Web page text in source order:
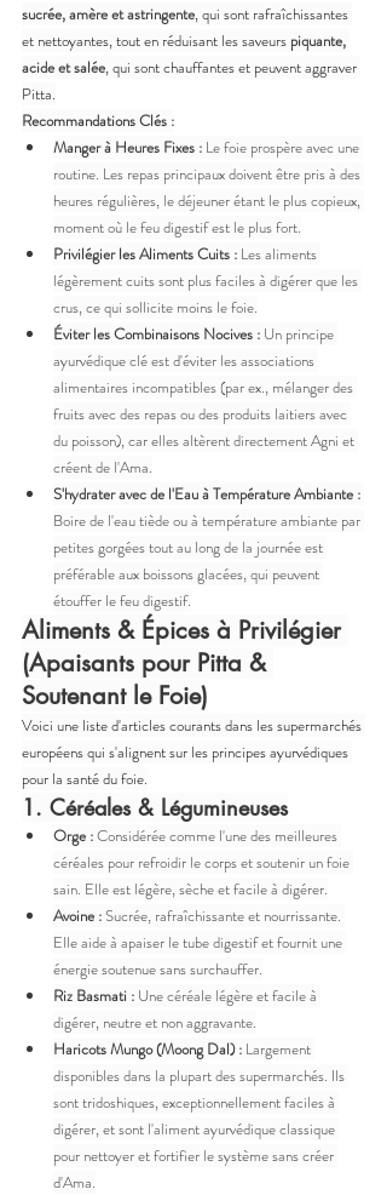
sucrée, amère et astringente, qui sont rafraîchissantes
et nettoyantes, tout en réduisant les saveurs piquante,
acide et salée, qui sont chauffantes et peuvent aggraver
Pitta.
Recommandations Clés :
Manger à Heures Fixes : Le foie prospère avec une
routine. Les repas principaux doivent être pris à des
heures régulières, le déjeuner étant le plus copieux,
moment où le feu digestif est le plus fort.
Privilégier les Aliments Cuits : Les aliments
légèrement cuits sont plus faciles à digérer que les
crus, ce qui sollicite moins le foie.
Éviter les Combinaisons Nocives : Un principe
ayurvédique clé est d'éviter les associations
alimentaires incompatibles (par ex., mélanger des
fruits avec des repas ou des produits laitiers avec
du poisson), car elles altèrent directement Agni et
créent de l'Ama.
S'hydrater avec de l'Eau à Température Ambiante :
Boire de l'eau tiède ou à température ambiante par
petites gorgées tout au long de la journée est
préférable aux boissons glacées, qui peuvent
étouffer le feu digestif.
Aliments & Épices à Privilégier
(Apaisants pour Pitta &
Soutenant le Foie)
Voici une liste d'articles courants dans les supermarchés
européens qui s'alignent sur les principes ayurvédiques
pour la santé du foie.
1. Céréales & Légumineuses
Orge : Considérée comme l'une des meilleures
céréales pour refroidir le corps et soutenir un foie
sain. Elle est légère, sèche et facile à digérer.
Avoine : Sucrée, rafraîchissante et nourrissante.
Elle aide à apaiser le tube digestif et fournit une
énergie soutenue sans surchauffer.
Riz Basmati : Une céréale légère et facile à
digérer, neutre et non aggravante.
Haricots Mungo (Moong Dal) : Largement
disponibles dans la plupart des supermarchés. Ils
sont tridoshiques, exceptionnellement faciles à
digérer, et sont l'aliment ayurvédique classique
pour nettoyer et fortifier le système sans créer
d'Ama.